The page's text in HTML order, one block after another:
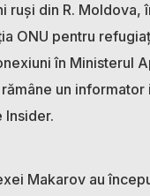
ruși din R. Moldova,
ONU pentru
în Ministerul
un informator
Insider.
Makarov au